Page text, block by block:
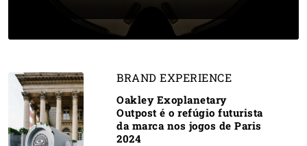
BRAND EXPERIENCE
Oakley Exoplanetary
Outpost é o refúgio futurista
da marca nos jogos de Paris
2024